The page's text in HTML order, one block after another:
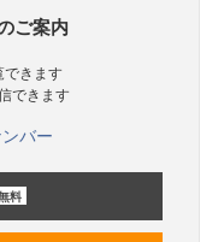
ご案内
できます
できます
バー
料